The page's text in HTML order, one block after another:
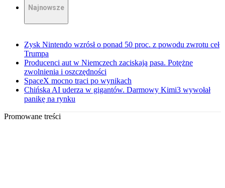
Najnowsze
Zysk Nintendo wzrósł o ponad 50 proc. z powodu zwrotu ceł
Trumpa
Producenci aut w Niemczech zaciskają pasa. Potężne
zwolnienia i oszczędności
SpaceX mocno traci po wynikach
Chińska AI uderza w gigantów. Darmowy Kimi3 wywołał
panikę na rynku
Promowane treści